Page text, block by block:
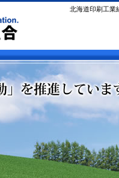
北海道印刷工業